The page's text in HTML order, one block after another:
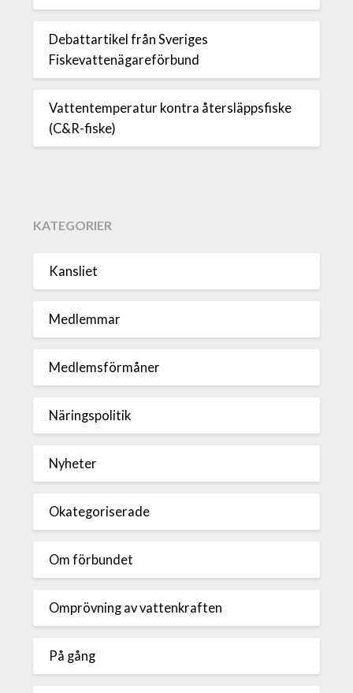
Debattartikel från Sveriges
Fiskevattenägareförbund
Vattentemperatur kontra återsläppsfiske
(C&R-fiske)
KATEGORIER
Kansliet
Medlemmar
Medlemsförmåner
Näringspolitik
Nyheter
Okategoriserade
Om förbundet
Omprövning av vattenkraften
På gång